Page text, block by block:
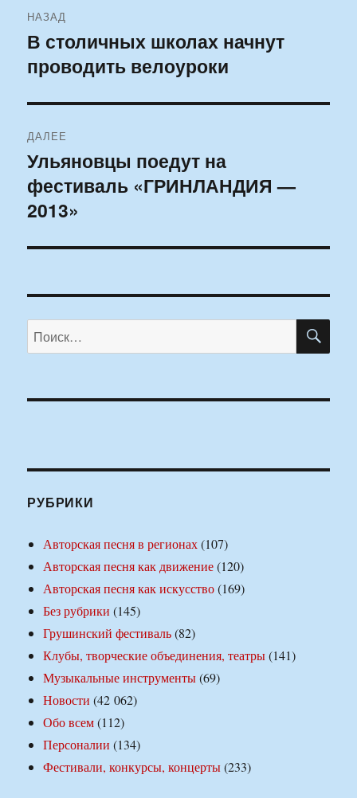
по
записям
НАЗАД
Предыдущая
запись:
В столичных школах начнут
проводить велоуроки
ДАЛЕЕ
Следующая
запись:
Ульяновцы поедут на
фестиваль «ГРИНЛАНДИЯ —
2013»
Искать:
РУБРИКИ
Авторская песня в регионах(107)
Авторская песня как движение(120)
Авторская песня как искусство(169)
Без рубрики (145)
Грушинский фестиваль(82)
Клубы, творческие объединения, театры(141)
Музыкальные инструменты(69)
Новости (42 062)
Обо всем(112)
Персоналии (134)
Фестивали, конкурсы, концерты(233)